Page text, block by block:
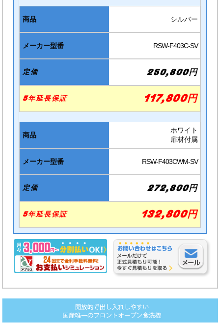
シルバー
RSW-F403C-SV
250,800円
117,800円
ホワイト
扉材付属
RSW-F403CWM-SV
272,800円
132,800円